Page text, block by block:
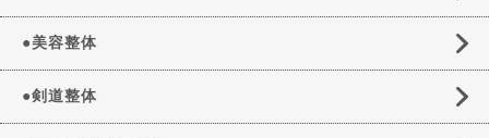
●美容整体
●剣道整体